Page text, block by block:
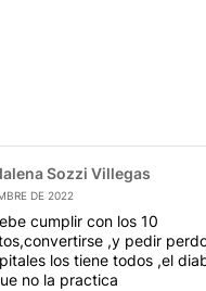
Sozzi Villegas
DE 2022
cumplir con los 10
,y pedir
los tiene todos ,el
no la practica